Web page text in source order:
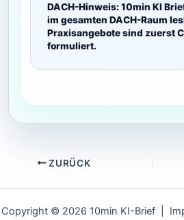
DACH-Hinweis: 10min KI
im gesamten DACH-Raum
Praxisangebote sind zuerst
formuliert.
ZURÜCK
Copyright © 2026 10min KI-Brief |